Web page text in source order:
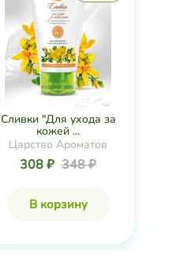
Сливки "Для ухода за
кожей ...
Царство Ароматов
308 ₽ 348 ₽
В корзину